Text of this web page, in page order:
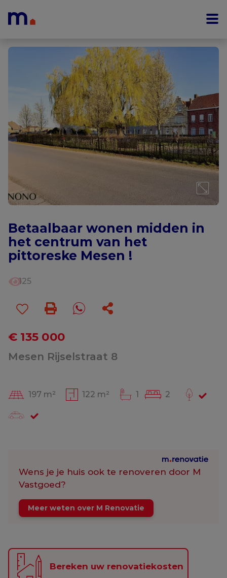
Betaalbaar wonen midden in
het centrum van het
pittoreske Mesen !
125
€ 135 000
Mesen Rijselstraat 8
197 m² 122 m² 1 2
Wens je je huis ook te renoveren door M
Vastgoed?
Meer weten over M Renovatie
Bereken uw renovatiekosten